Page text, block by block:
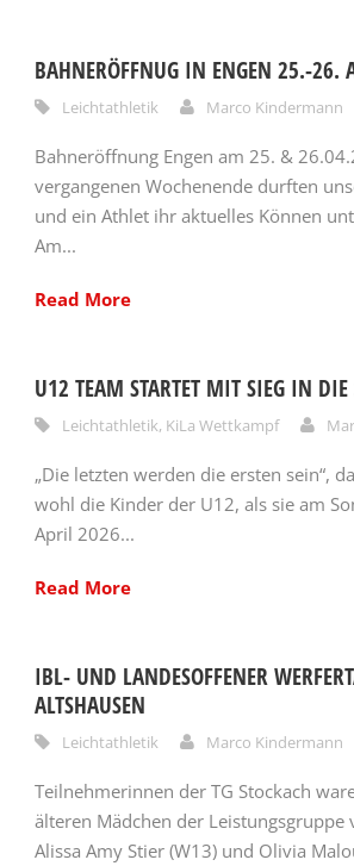
BAHNERÖFFNUG IN ENGEN 25.-26.
Leichtathletik Marco Kindermann
Bahneröffnung Engen am 25. &
vergangenen Wochenende durften
und ein Athlet ihr aktuelles Können
Am...
Read More
U12 TEAM STARTET MIT SIEG IN DIE
Leichtathletik, KiLa Wettkampf
„Die letzten werden die ersten sein“,
wohl die Kinder der U12, als sie am
April 2026...
Read More
IBL- UND LANDESOFFENER
ALTSHAUSEN
Leichtathletik Marco Kindermann
Teilnehmerinnen der TG Stockach
älteren Mädchen der Leistungsgruppe
Alissa Amy Stier (W13) und Olivia